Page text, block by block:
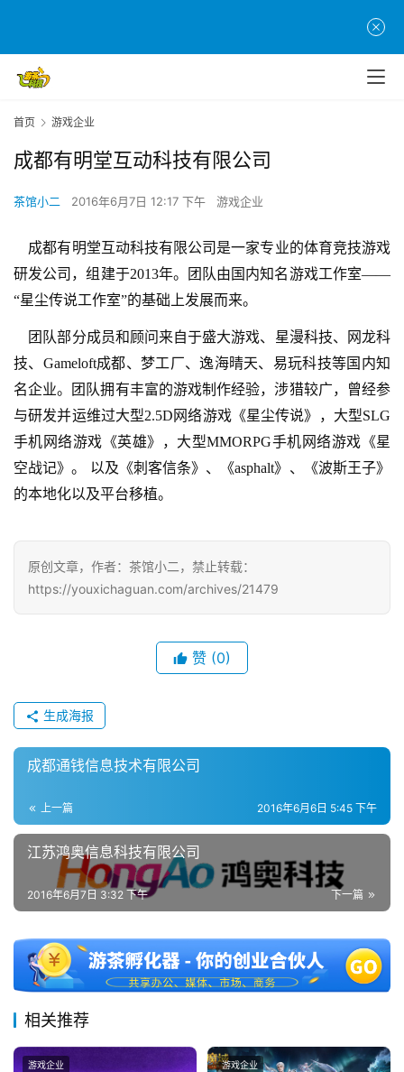
页
茶
创
游
业
界
手
机
游
戏
游
戏
戏
5
第
十
届
茶
奖
7
首页 游戏企业
成都有明堂互动科技有限公司
茶馆小二 2016年6月7日 12:17 下午 游戏企业
成都有明堂互动科技有限公司是一家专业的体育竞技游戏
研发公司，组建于2013年。团队由国内知名游戏工作室——
“星尘传说工作室”的基础上发展而来。
团队部分成员和顾问来自于盛大游戏、 星漫科技、网龙科
技、 Gameloft成都、梦工厂、逸海晴天、易玩科技等国内知
名企业。团队拥有丰富的游戏制作经验，涉猎较广，曾经参
与研发并运维过大型2.5D 网络游戏《星尘传说》，大型SLG
手机网络游戏《英雄》，大型MMORPG手机网络游戏《星
空战记》。
以及《刺客信条》、《asphalt》、《波斯王子》
的本地化以及平台移植。
原创文章，作者：茶馆小二，禁止转载：
https://youxichaguan.com/archives/21479
赞 (0)
生成海报
成都通钱信息技术有限公司
上一篇 2016年6月6日 5:45 下午
江苏鸿奥信息科技有限公司
下一篇
2016年6月7日 3:32 下午
相关推荐
游戏企业 游戏企业